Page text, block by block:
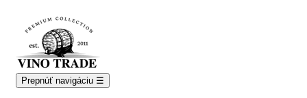
Prepnúť navigáciu ☰